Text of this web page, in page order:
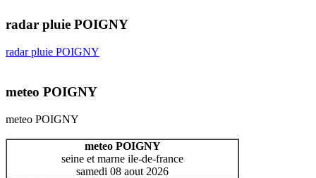
radar pluie POIGNY
radar pluie POIGNY
meteo POIGNY
meteo POIGNY
meteo POIGNY
seine et marne ile-de-france
samedi 08 aout 2026